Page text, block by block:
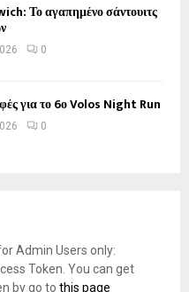
Το αγαπημένο σάντουιτς
0
για το 6ο Volos Night Run
0
Admin Users only:
Token. You can get
by go to this page